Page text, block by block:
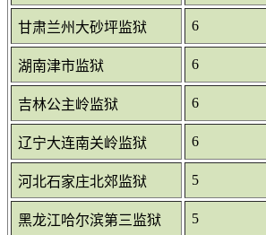
甘肃兰州大砂坪监狱 6
湖南津市监狱 6
吉林公主岭监狱 6
辽宁大连南关岭监狱 6
河北石家庄北郊监狱 5
黑龙江哈尔滨第三监狱 5